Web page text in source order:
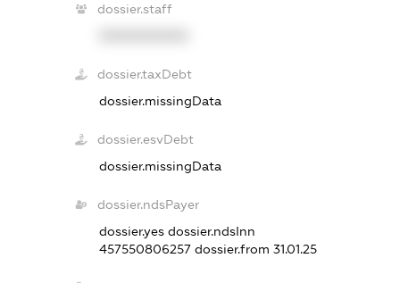
dossier.staff
dossier.taxDebt
dossier.missingData
dossier.esvDebt
dossier.missingData
dossier.ndsPayer
dossier.yes dossier.ndsInn
457550806257 dossier.from 31.01.25